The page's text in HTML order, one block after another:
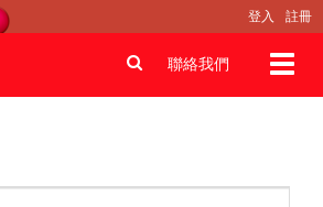
登入 註冊
聯絡我們